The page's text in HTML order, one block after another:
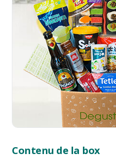
Contenu de la box